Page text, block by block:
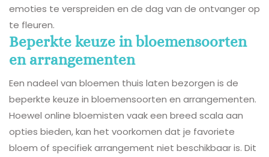
emoties te verspreiden en de dag van de ontvanger op
te fleuren.
Beperkte keuze in bloemensoorten
en arrangementen
Een nadeel van bloemen thuis laten bezorgen is de
beperkte keuze in bloemensoorten en arrangementen.
Hoewel online bloemisten vaak een breed scala aan
opties bieden, kan het voorkomen dat je favoriete
bloem of specifiek arrangement niet beschikbaar is. Dit